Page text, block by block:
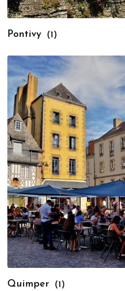
Pontivy (1)
Quimper (1)